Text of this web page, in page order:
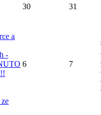
30 31
a
-
6 7